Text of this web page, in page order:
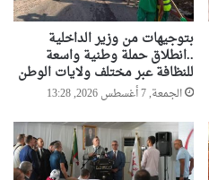
بتوجيهات من وزير الداخلية
..انطلاق حملة وطنية واسعة
للنظافة عبر مختلف ولايات الوطن
الجمعة, 7 أغسطس 2026, 13:28